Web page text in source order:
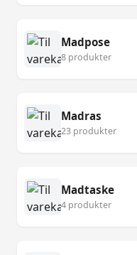
Madpose
8 produkter
Madras
23 produkter
Madtaske
4 produkter